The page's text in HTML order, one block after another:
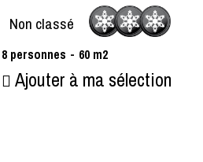
Non classé
8 personnes 60 m2
Ajouter à ma sélection